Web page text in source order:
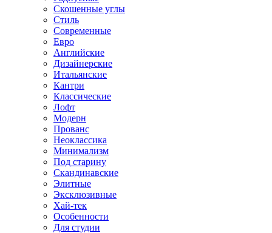
Скошенные углы
Стиль
Современные
Евро
Английские
Дизайнерские
Итальянские
Кантри
Классические
Лофт
Модерн
Прованс
Неоклассика
Минимализм
Под старину
Скандинавские
Элитные
Эксклюзивные
Хай-тек
Особенности
Для студии